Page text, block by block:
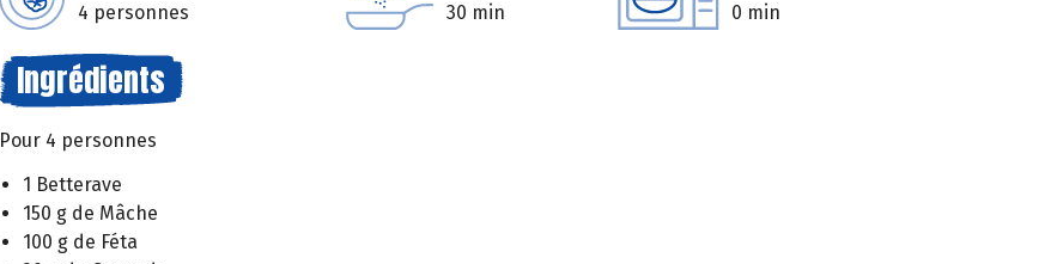
4 personnes 30 min 0 min
Ingrédients
Pour 4 personnes
1 Betterave
150 g de Mâche
100 g de Féta